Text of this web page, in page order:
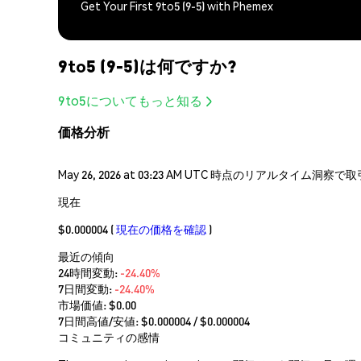
Get Your First 9to5 (9-5) with Phemex
9to5 (9-5)は何ですか?
9to5についてもっと知る
価格分析
May 26, 2026 at 03:23 AM UTC 時点のリアルタイム洞察で
現在
$0.000004 (現在の価格を確認 )
最近の傾向
24時間変動: -24.40%
7日間変動: -24.40%
市場価値:$0.00
7日間高値/安値: $0.000004/ $0.000004
コミュニティの感情